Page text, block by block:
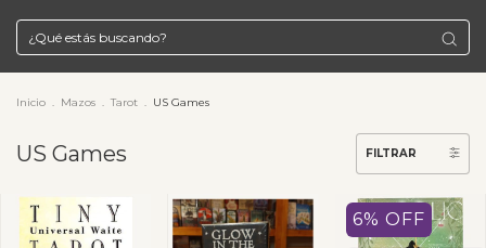
Inicio . Mazos . Tarot . US Games
US Games FILTRAR
6% OFF